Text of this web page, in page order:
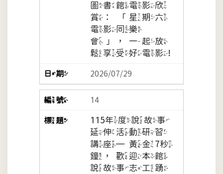
圖書館電影欣
賞：「星期六
電影同樂
會」，一起放
鬆享受好電影!
2026/07/29
14
115年度說故事
延伸活動研習
講座─黃金7秒
鐘，歡迎本館
說故事志工踴